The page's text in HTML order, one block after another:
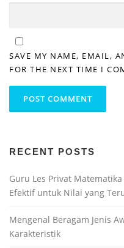
SAVE MY NAME, EMAIL,
FOR THE NEXT TIME I
RECENT POSTS
Guru Les Privat
Efektif untuk Nilai yang
Mengenal Beragam Jenis
Karakteristik